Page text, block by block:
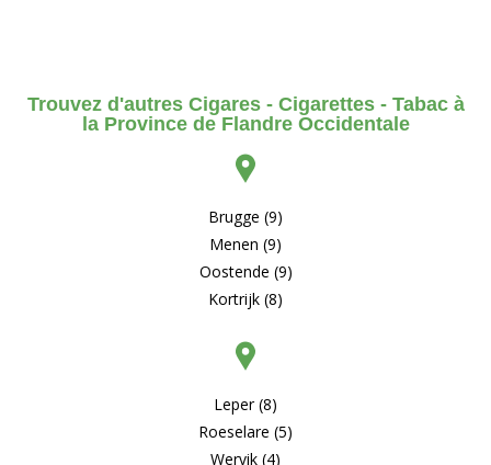
Trouvez d'autres Cigares - Cigarettes - Tabac à
la Province de Flandre Occidentale
Brugge (9)
Menen (9)
Oostende (9)
Kortrijk (8)
Leper (8)
Roeselare (5)
Wervik (4)